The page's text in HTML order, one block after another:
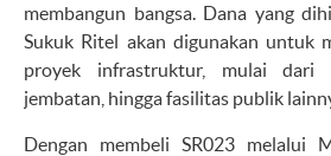
membangun bangsa. Dana yang
Sukuk Ritel akan digunakan untuk
proyek infrastruktur, mulai dari
jembatan, hingga fasilitas publik
Dengan membeli SR023 melalui